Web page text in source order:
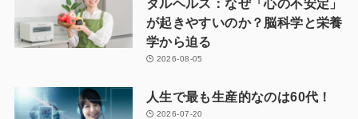
タルヘルス：なぜ「心の不安定」
が起きやすいのか？脳科学と栄養
学から迫る
2026-08-05
人生で最も生産的なのは60代！
2026-07-20